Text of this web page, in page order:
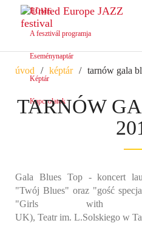
HOME
A fesztivál programja
Eseménynaptár
Képtár
Kapcsolatok
úvod képtár tarnów gala
TARNÓW
Gala Blues Top - koncert
"Twój Blues" oraz "gość
"Girls with
UK), Teatr im. L.Solskiego w